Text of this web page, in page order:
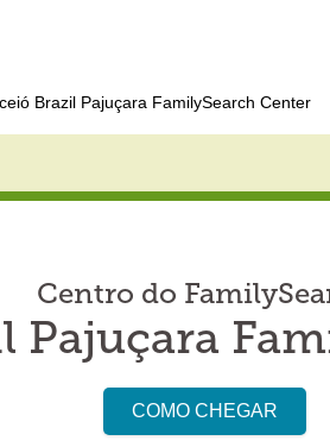
Brazil Pajuçara FamilySearch Center
Centro do
Pajuçara
COMO CHEGAR